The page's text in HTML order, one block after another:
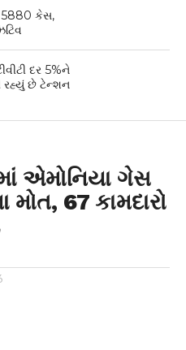
5880 કેસ,
દર 5%ને
રહ્યું છે ટેન્શન
એમોનિયા ગેસ
મોત, 67 કામદારો